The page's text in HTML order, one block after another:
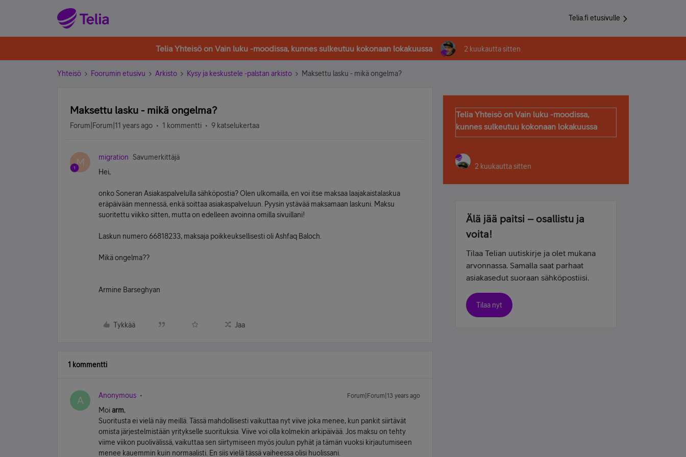
Telia.fi etusivulle
Telia Yhteisö on Vain luku -moodissa, kunnes sulkeutuu kokonaan lokakuussa 2 kuukautta sitten
Yhteisö Foorumin etusivu Arkisto Kysy ja keskustele -palstan arkisto Maksettu lasku - mikä ongelma?
Maksettu lasku - mikä ongelma?
Forum|Forum|11 years ago 1 kommentti 9 katselukertaa
M migration
Savumerkittäjä
Hei,
onko Soneran Asiakaspalvelulla sähköpostia? Olen ulkomailla, en voi itse maksaa laajakaistalaskua
eräpäivään mennessä, enkä soittaa asiakaspalveluun. Pyysin ystävää maksamaan laskuni. Maksu
suoritettu viikko sitten, mutta on edelleen avoinna omilla sivuillani!
Laskun numero 66818233, maksaja poikkeuksellisesti oli Ashfaq Baloch.
Mikä ongelma??
Armine Barseghyan
Tykkää Jaa
1 kommentti
A Anonymous Forum|Forum|13 years ago
Moiarm,
Suoritusta ei vielä näy meillä. Tässä mahdollisesti vaikuttaa nyt viive joka menee, kun pankit siirtävät
omista järjestelmistään yritykselle suorituksia. Viive voi olla kolmekin arkipäivää. Jos maksu on tehty
viime viikon puolivälissä, vaikuttaa sen siirtymiseen myös joulun pyhät ja tämän vuoksi kirjautumiseen
menee kauemmin kuin normaalisti. En siis vielä tässä vaiheessa olisi huolissani.
Telia Yhteisö on Vain luku -moodissa,
kunnes sulkeutuu kokonaan lokakuussa
2 kuukautta sitten
Älä jää paitsi – osallistu ja
voita!
Tilaa Telian uutiskirje ja olet mukana
arvonnassa. Samalla saat parhaat
asiakasedut suoraan sähköpostiisi.
Tilaa nyt